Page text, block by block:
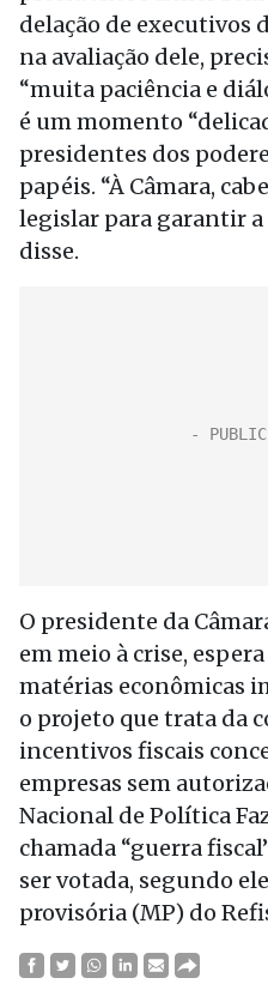
delação de executivos
na avaliação dele,
“muita paciência e
é um momento
presidentes dos
papéis. “À Câmara,
legislar para garantir a
disse.
O presidente da
em meio à crise,
matérias econômicas
o projeto que trata da
incentivos fiscais
empresas sem
Nacional de Política
chamada “guerra
ser votada, segundo
provisória (MP) do